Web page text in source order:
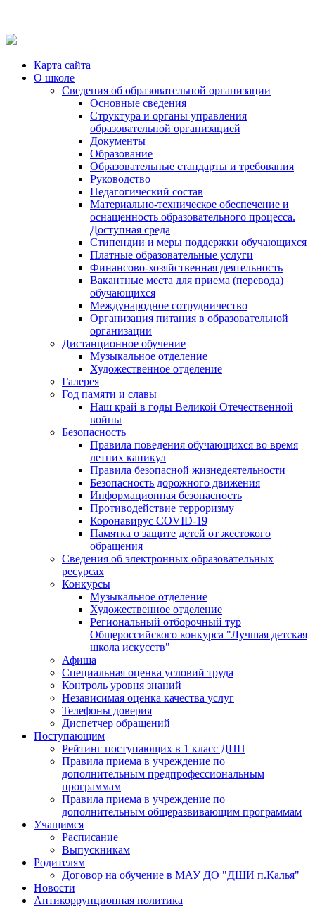
Карта сайта
О школе
Сведения об образовательной организации
Основные сведения
Структура и органы управления
образовательной организацией
Документы
Образование
Образовательные стандарты и требования
Руководство
Педагогический состав
Материально-техническое обеспечение и
оснащенность образовательного процесса.
Доступная среда
Стипендии и меры поддержки обучающихся
Платные образовательные услуги
Финансово-хозяйственная деятельность
Вакантные места для приема (перевода)
обучающихся
Международное сотрудничество
Организация питания в образовательной
организации
Дистанционное обучение
Музыкальное отделение
Художественное отделение
Галерея
Год памяти и славы
Наш край в годы Великой Отечественной
войны
Безопасность
Правила поведения обучающихся во время
летних каникул
Правила безопасной жизнедеятельности
Безопасность дорожного движения
Информационная безопасность
Противодействие терроризму
Коронавирус COVID-19
Памятка о защите детей от жестокого
обращения
Сведения об электронных образовательных
ресурсах
Конкурсы
Музыкальное отделение
Художественное отделение
Региональный отборочный тур
Общероссийского конкурса "Лучшая детская
школа искусств"
Афиша
Специальная оценка условий труда
Контроль уровня знаний
Независимая оценка качества услуг
Телефоны доверия
Диспетчер обращений
Поступающим
Рейтинг поступающих в 1 класс ДПП
Правила приема в учреждение по
дополнительным предпрофессиональным
программам
Правила приема в учреждение по
дополнительным общеразвивающим программам
Учащимся
Расписание
Выпускникам
Родителям
Договор на обучение в МАУ ДО "ДШИ п.Калья"
Новости
Антикоррупционная политика